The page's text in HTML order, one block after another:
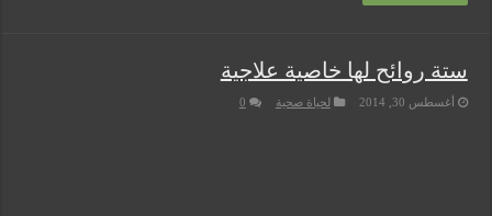
ستة روائح لها خاصية علاجية
أغسطس 30, 2014 لحياة صحية 0